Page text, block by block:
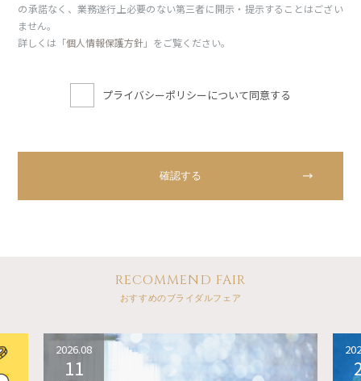
の承諾なく、業務遂行上必要のない第三者に開示・提示することはござい
ません。
詳しくは「個人情報保護方針」をご覧ください。
プライバシーポリシーについて同意する
RECOMMEND FAIR
おすすめのブライダルフェア
2026.08
11